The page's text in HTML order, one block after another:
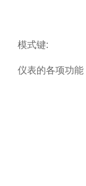
模式键:
仪表的各项功